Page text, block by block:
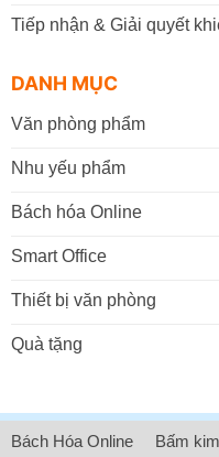
Tiếp nhận & Giải quyết
DANH MỤC
Văn phòng phẩm
Nhu yếu phẩm
Bách hóa Online
Smart Office
Thiết bị văn phòng
Quà tặng
Bách Hóa Online Bấm kim